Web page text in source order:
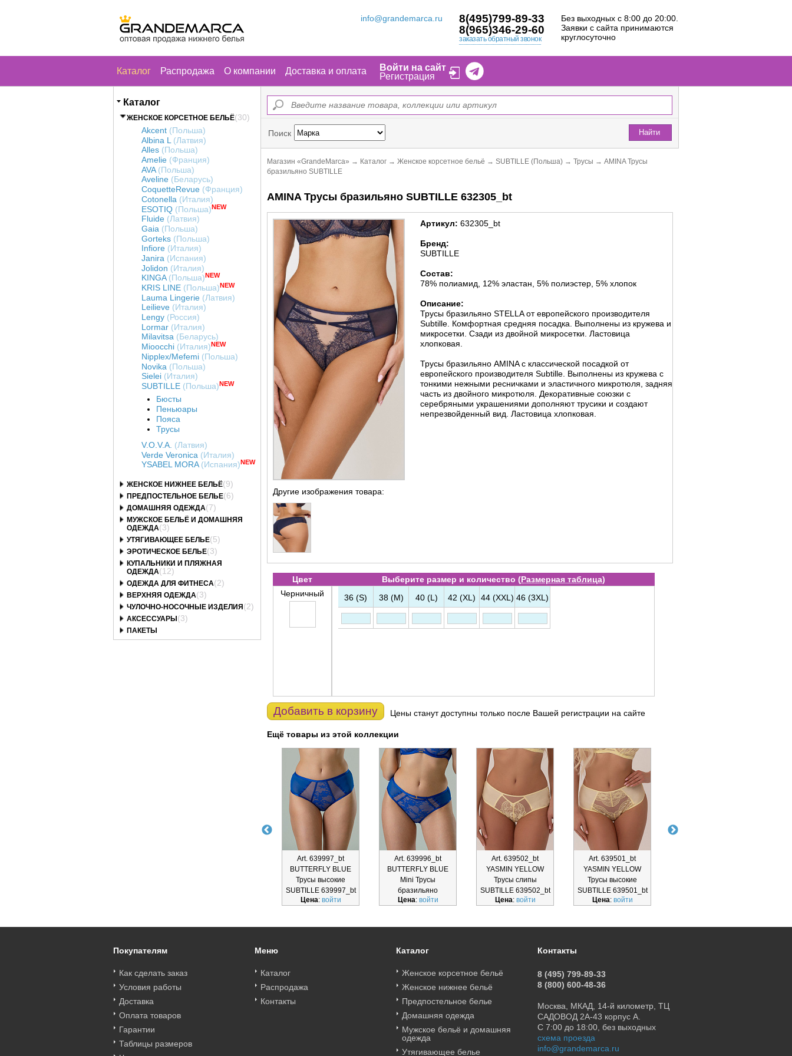
info@grandemarca.ru
8(495)799-89-33
8(965)346-29-60
заказать обратный звонок
Без выходных с 8:00 до 20:00.
Заявки с сайта принимаются
круглосуточно
Каталог Распродажа О компании Доставка и оплата
Войти на сайт
Регистрация
Каталог
ЖЕНСКОЕ КОРСЕТНОЕ БЕЛЬЁ(30)
Akcent (Польша)
Albina L (Латвия)
Alles (Польша)
Amelie (Франция)
AVA (Польша)
Aveline (Беларусь)
CoquetteRevue (Франция)
Cotonella (Италия)
ESOTIQ (Польша)NEW
Fluide (Латвия)
Gaia (Польша)
Gorteks (Польша)
Infiore (Италия)
Janira (Испания)
Jolidon (Италия)
KINGA(Польша) NEW
KRIS LINE (Польша)NEW
Lauma Lingerie (Латвия)
Leilieve (Италия)
Lengy (Россия)
Lormar (Италия)
Milavitsa (Беларусь)
Mioocchi (Италия)NEW
Nipplex/Mefemi (Польша)
Novika (Польша)
Sielei (Италия)
SUBTILLE (Польша)NEW
Бюсты
Пеньюары
Пояса
Трусы
V.O.V.A. (Латвия)
Verde Veronica (Италия)
YSABEL MORA(Испания) NEW
ЖЕНСКОЕ НИЖНЕЕ БЕЛЬЁ(9)
ПРЕДПОСТЕЛЬНОЕ БЕЛЬЕ(6)
ДОМАШНЯЯ ОДЕЖДА(7)
МУЖСКОЕ БЕЛЬЁ И ДОМАШНЯЯ
ОДЕЖДА(3)
УТЯГИВАЮЩЕЕ БЕЛЬЕ(5)
ЭРОТИЧЕСКОЕ БЕЛЬЕ(3)
КУПАЛЬНИКИ И ПЛЯЖНАЯ
ОДЕЖДА(12)
ОДЕЖДА ДЛЯ ФИТНЕСА(2)
ВЕРХНЯЯ ОДЕЖДА(3)
ЧУЛОЧНО-НОСОЧНЫЕ ИЗДЕЛИЯ (2)
АКСЕССУАРЫ (3)
ПАКЕТЫ
Поиск Найти
Магазин «GrandeMarca» → Каталог → Женское корсетное бельё → SUBTILLE (Польша) → Трусы → AMINA Трусы
бразильяно SUBTILLE
AMINA Трусы бразильяно SUBTILLE 632305_bt
Другие изображения товара:
Артикул: 632305_bt
Бренд:
SUBTILLE
Состав:
78% полиамид, 12% эластан, 5% полиэстер, 5% хлопок
Описание:
Трусы бразильяно STELLA от европейского производителя
Subtille. Комфортная средняя посадка. Выполнены из кружева и
микросетки. Сзади из двойной микросетки. Ластовица
хлопковая.
Трусы бразильяно AMINA с классической посадкой от
европейского производителя Subtille. Выполнены из кружева с
тонкими нежными ресничками и эластичного микротюля, задняя
часть из двойного микротюля. Декоративные союзки с
серебряными украшениями дополняют трусики и создают
непрезвойденный вид. Ластовица хлопковая.
Цвет Выберите размер и количество (Размерная таблица)
Черничный
36 (S) 38 (M) 40 (L) 42 (XL) 44 (XXL) 46 (3XL)
Добавить в корзину Цены станут доступны только после Вашей регистрации на сайте
Ещё товары из этой коллекции
Art. 639997_bt
BUTTERFLY BLUE
Трусы высокие
SUBTILLE 639997_bt
Цена: войти
Art. 639996_bt
BUTTERFLY BLUE
Mini Трусы
бразильяно
SUBTILLE 639996_bt
Цена: войти
Art. 639502_bt
YASMIN YELLOW
Трусы слипы
SUBTILLE 639502_bt
Цена: войти
Art. 639501_bt
YASMIN YELLOW
Трусы высокие
SUBTILLE 639501_bt
Цена: войти
Покупателям
Как сделать заказ
Условия работы
Доставка
Оплата товаров
Гарантии
Таблицы размеров
Меню
Каталог
Распродажа
Контакты
Каталог
Женское корсетное бельё
Женское нижнее бельё
Предпостельное белье
Домашняя одежда
Мужское бельё и домашняя
одежда
Утягивающее белье
Контакты
8 (495) 799-89-33
8 (800) 600-48-36
Москва, МКАД, 14-й километр, ТЦ
САДОВОД 2А-43 корпус А.
С 7:00 до 18:00, без выходных
схема проезда
info@grandemarca.ru